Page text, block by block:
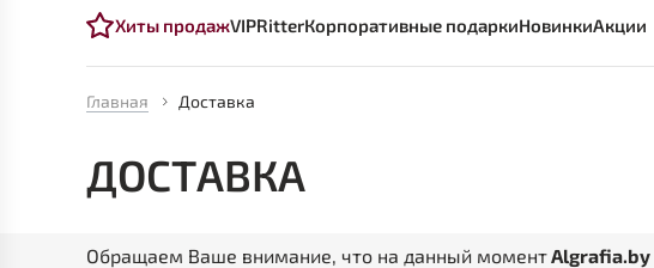
Хиты продажVIPRitterКорпоративные подаркиНовинкиАкции
Главная Доставка
ДОСТАВКА
Обращаем Ваше внимание, что на данный моментAlgrafia.by